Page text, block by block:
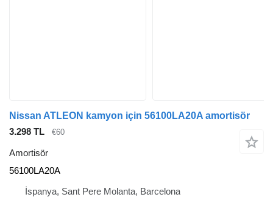
Nissan ATLEON kamyon için 56100LA20A amortisör
3.298 TL
€60
Amortisör
56100LA20A
İspanya, Sant Pere Molanta, Barcelona